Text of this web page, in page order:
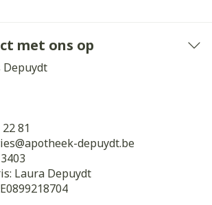
met ons op
Depuydt
81
apotheek-depuydt.be
Laura Depuydt